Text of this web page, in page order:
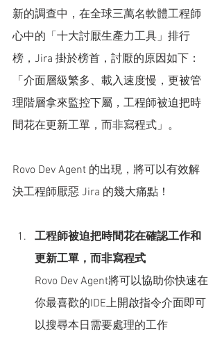
新的調查中，在全球三萬名軟體工程師
心中的「十大討厭生產力工具」排行
榜，Jira 掛於榜首，討厭的原因如下：
「介面層級繁多、載入速度慢，更被管
理階層拿來監控下屬，工程師被迫把時
間花在更新工單，而非寫程式」。
Rovo Dev Agent 的出現，將可以有效解
決工程師厭惡 Jira 的幾大痛點！
工程師被迫把時間花在確認工作和
更新工單，而非寫程式
Rovo Dev Agent將可以協助你快速在
你最喜歡的IDE上開啟指令介面即可
以搜尋本日需要處理的工作